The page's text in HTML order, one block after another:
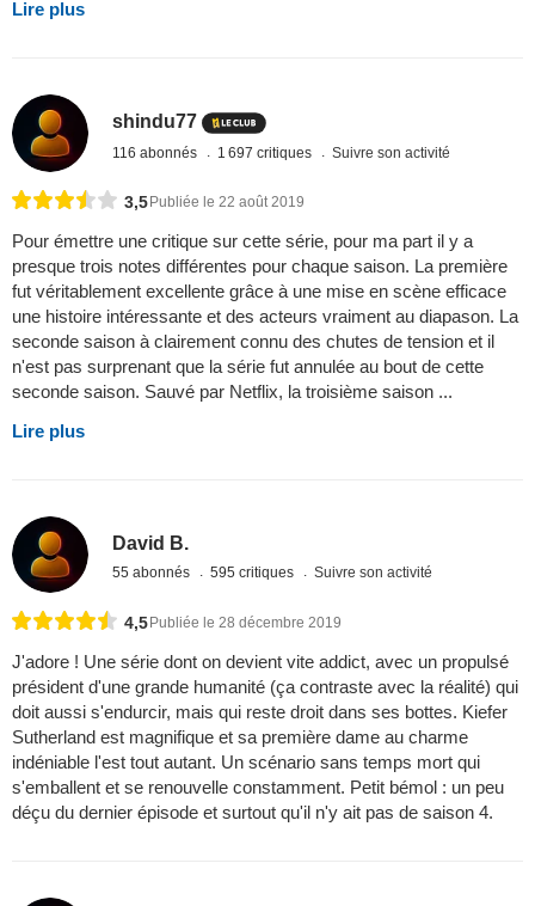
Lire plus
shindu77
116 abonnés 1 697 critiques Suivre son activité
3,5Publiée le 22 août 2019
Pour émettre une critique sur cette série, pour ma part il y a
presque trois notes différentes pour chaque saison. La première
fut véritablement excellente grâce à une mise en scène efficace
une histoire intéressante et des acteurs vraiment au diapason. La
seconde saison à clairement connu des chutes de tension et il
n'est pas surprenant que la série fut annulée au bout de cette
seconde saison. Sauvé par Netflix, la troisième saison ...
Lire plus
David B.
55 abonnés 595 critiques Suivre son activité
4,5Publiée le 28 décembre 2019
J'adore ! Une série dont on devient vite addict, avec un propulsé
président d'une grande humanité (ça contraste avec la réalité) qui
doit aussi s'endurcir, mais qui reste droit dans ses bottes. Kiefer
Sutherland est magnifique et sa première dame au charme
indéniable l'est tout autant. Un scénario sans temps mort qui
s'emballent et se renouvelle constamment. Petit bémol : un peu
déçu du dernier épisode et surtout qu'il n'y ait pas de saison 4.